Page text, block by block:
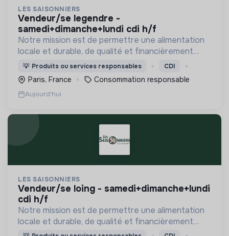
LES SAISONNIERS
vendeur/se legendre -
samedi+dimanche+lundi cdi h/f
Notre mission est de permettre une alimentation
locale et durable, de qualité et financièrement
abordable.
💡 Produits ou services responsables CDI
Paris, France Consommation responsable
Aujourd'hui
LES SAISONNIERS
vendeur/se loing - samedi+dimanche+lundi
cdi h/f
Notre mission est de permettre une alimentation
locale et durable, de qualité et financièrement
abordable.